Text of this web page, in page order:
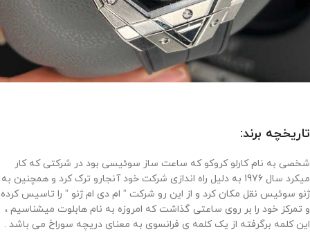
تاریخچه برند:
شخصی به نام کارلو کروکو که ساعت ساز سوئیسی بود در شرکتی که کار
میکرد سال 1976 به دلیل راه اندازی شرکت خود آنجارو ترک کرد و همچنین به
ژنو سوئیس نقل مکان کرد و از این رو شرکت ” ام دی ام ژنو ” را تاسیس کرده
و تمرکز خود را بر روی ساعتی گذاشت که امروزه به نام هابلوت میشناسیم ،
این کلمه برگرفته از یک کلمه ی فرانسوی به معنای دریچه سوراخ می باشد .